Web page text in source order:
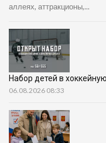
аллеях, аттракционы,...
Набор детей в
06.08.2026 08:33